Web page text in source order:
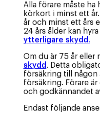
Alla förare måste
körkort i minst ett
år och minst ett års
24 års ålder kan
ytterligare skydd .
Om du är 75 år eller
skydd . Detta
försäkring till någon
försäkring. Förare
och godkännandet
Endast följande